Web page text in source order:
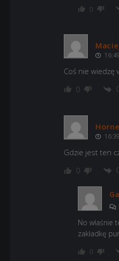
0
Coś nie wiedzę
0
Gdzie jest ten
0
No właśnie
zakładkę
0